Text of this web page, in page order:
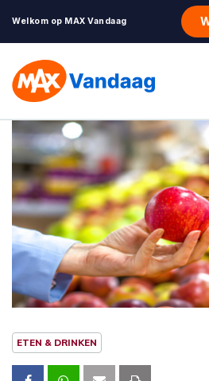
Welkom op MAX Vandaag
ETEN & DRINKEN